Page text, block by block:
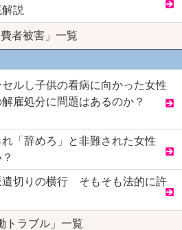
説
費者被害」一覧
ルし子供の看病に向かった女性
雇処分に問題はあるのか？
「辞めろ」と非難された女性
遣切りの横行 そもそも法的に許
トラブル」一覧